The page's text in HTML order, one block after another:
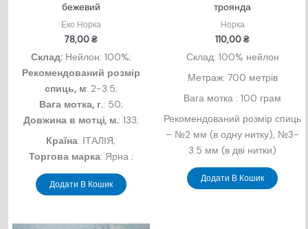
бежевий
Еко Норка
78,00₴
Склад:Нейлон: 100%;
Рекомендований розмір
спиць, м: 2-3.5;
Вага мотка, г.: 50;
Довжина в мотцi, м.: 133;
Країна: ІТАЛІЯ;
Торгова марка: Ярна ;
Додати В Кошик
троянда
Норка
110,00₴
Склад: 100% нейлон
Метраж: 700 метрів
Вага мотка : 100 грам
Рекомендований розмір спиць
– №2 мм (в одну нитку), №3-
3.5 мм (в дві нитки)
Додати В Кошик